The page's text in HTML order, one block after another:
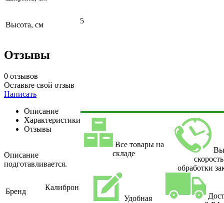
Высота, см 5
Отзывы
0 отзывов
Оставьте свой отзыв
Написать
Описание
Характеристики
Отзывы
Описание
подготавливается.
Бренд Калиброн
Все товары на
складе
скорость
обработки
Удобная